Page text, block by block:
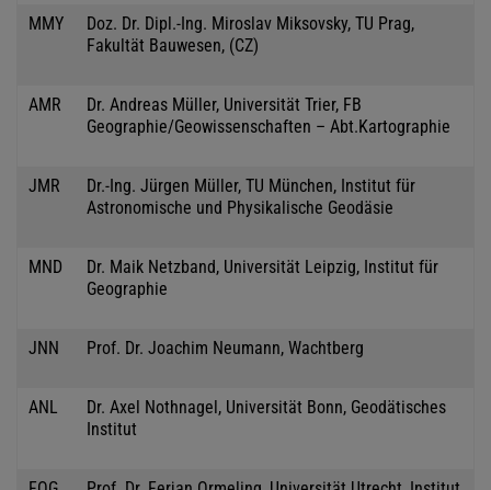
MMY
Doz. Dr. Dipl.-Ing. Miroslav Miksovsky, TU Prag,
Fakultät Bauwesen, (CZ)
AMR
Dr. Andreas Müller, Universität Trier, FB
Geographie/Geowissenschaften – Abt.Kartographie
JMR
Dr.-Ing. Jürgen Müller, TU München, Institut für
Astronomische und Physikalische Geodäsie
MND
Dr. Maik Netzband, Universität Leipzig, Institut für
Geographie
JNN Prof. Dr. Joachim Neumann, Wachtberg
ANL
Dr. Axel Nothnagel, Universität Bonn, Geodätisches
Institut